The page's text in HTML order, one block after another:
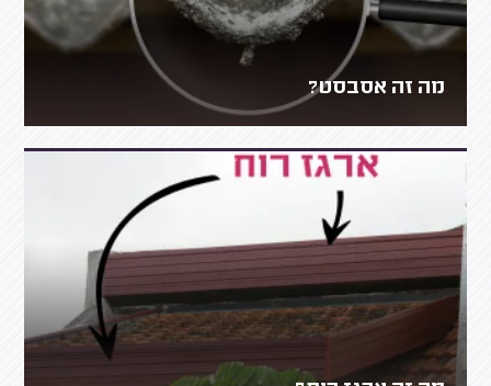
מה זה אסבסט?